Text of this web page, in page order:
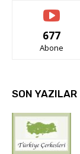
677
Abone
SON YAZILAR